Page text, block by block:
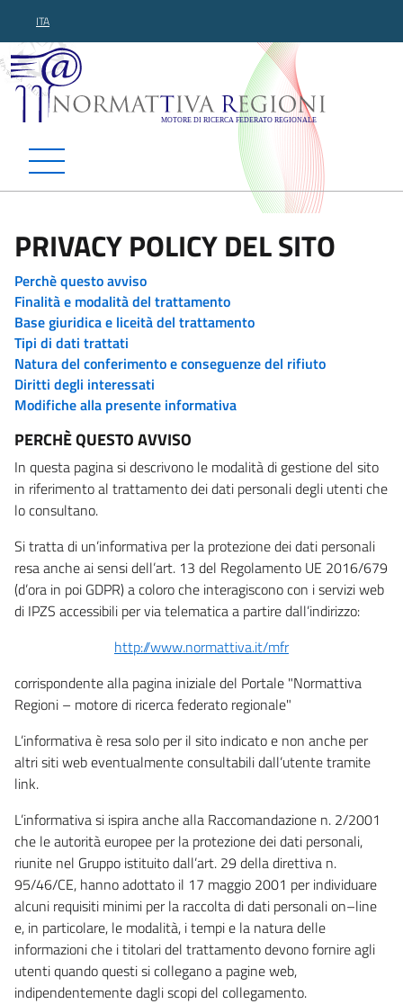
ITA
Normattiva Regioni -
PRIVACY POLICY DEL SITO
Perchè questo avviso
Finalità e modalità del trattamento
Base giuridica e liceità del trattamento
Tipi di dati trattati
Natura del conferimento e conseguenze del rifiuto
Diritti degli interessati
Modifiche alla presente informativa
PERCHÈ QUESTO AVVISO
In questa pagina si descrivono le modalità di gestione del sito
in riferimento al trattamento dei dati personali degli utenti che
lo consultano.
Si tratta di un’informativa per la protezione dei dati personali
resa anche ai sensi dell’art. 13 del Regolamento UE 2016/679
(d’ora in poi GDPR) a coloro che interagiscono con i servizi web
di IPZS accessibili per via telematica a partire dall’indirizzo:
http://www.normattiva.it/mfr
corrispondente alla pagina iniziale del Portale "Normattiva
Regioni – motore di ricerca federato regionale"
L’informativa è resa solo per il sito indicato e non anche per
altri siti web eventualmente consultabili dall’utente tramite
link.
L’informativa si ispira anche alla Raccomandazione n. 2/2001
che le autorità europee per la protezione dei dati personali,
riunite nel Gruppo istituito dall’art. 29 della direttiva n.
95/46/CE, hanno adottato il 17 maggio 2001 per individuare
alcuni requisiti minimi per la raccolta di dati personali on–line
e, in particolare, le modalità, i tempi e la natura delle
informazioni che i titolari del trattamento devono fornire agli
utenti quando questi si collegano a pagine web,
indipendentemente dagli scopi del collegamento.